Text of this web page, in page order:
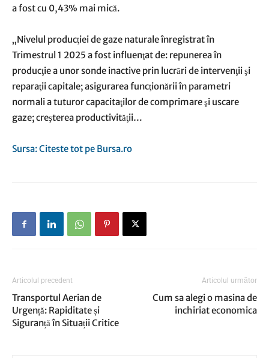
a fost cu 0,43% mai mică.
„Nivelul producţiei de gaze naturale înregistrat în
Trimestrul 1 2025 a fost influenţat de: repunerea în
producţie a unor sonde inactive prin lucrări de intervenţii şi
reparaţii capitale; asigurarea funcţionării în parametri
normali a tuturor capacitaţilor de comprimare şi uscare
gaze; creşterea productivităţii…
Sursa: Citeste tot pe Bursa.ro
Articolul precedent
Transportul Aerian de
Urgență: Rapiditate și
Siguranță în Situații Critice
Articolul următor
Cum sa alegi o masina de
inchiriat economica